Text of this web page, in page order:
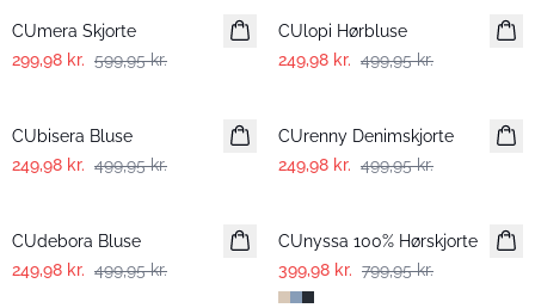
CUmera Skjorte
299,98 kr. 599,95 kr.
CUlopi Hørbluse
249,98 kr. 499,95 kr.
CUbisera Bluse
249,98 kr. 499,95 kr.
CUrenny Denimskjorte
249,98 kr. 499,95 kr.
CUdebora Bluse
249,98 kr. 499,95 kr.
CUnyssa 100% Hørskjorte
399,98 kr. 799,95 kr.